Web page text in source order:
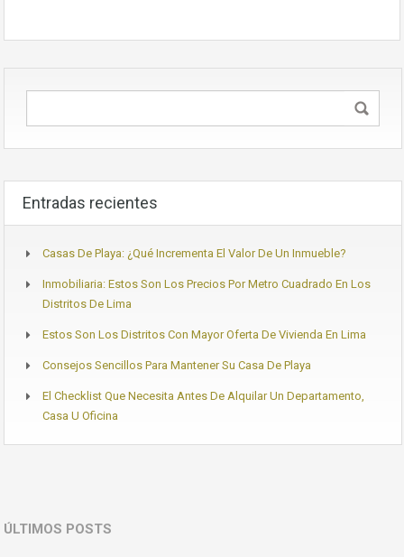
Entradas recientes
Casas De Playa: ¿Qué Incrementa El Valor De Un Inmueble?
Inmobiliaria: Estos Son Los Precios Por Metro Cuadrado En Los
Distritos De Lima
Estos Son Los Distritos Con Mayor Oferta De Vivienda En Lima
Consejos Sencillos Para Mantener Su Casa De Playa
El Checklist Que Necesita Antes De Alquilar Un Departamento,
Casa U Oficina
ÚLTIMOS POSTS